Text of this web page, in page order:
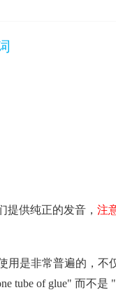
提供纯正的发音， 注
用是非常普遍的，
tube of glue" 而不是